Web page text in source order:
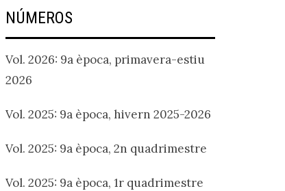
NÚMEROS
Vol. 2026: 9a època, primavera-estiu
2026
Vol. 2025: 9a època, hivern 2025-2026
Vol. 2025: 9a època, 2n quadrimestre
Vol. 2025: 9a època, 1r quadrimestre